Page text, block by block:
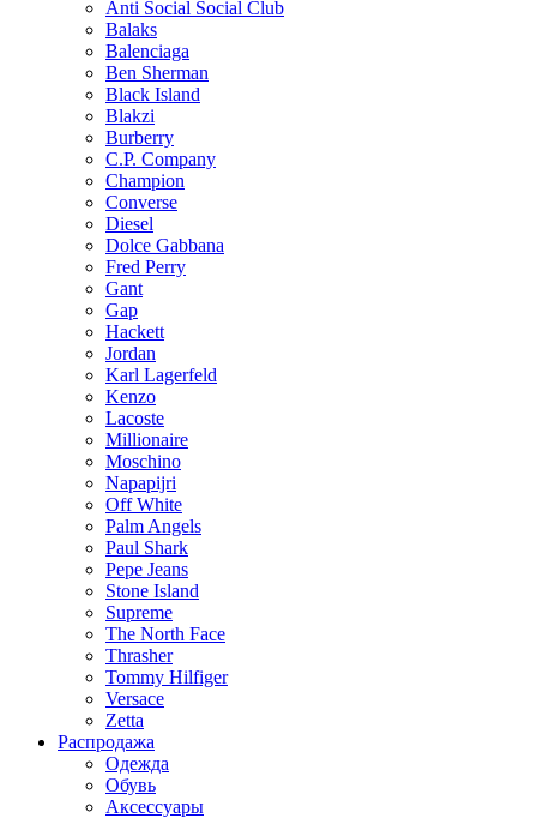
Anti Social Social Club
Balaks
Balenciaga
Ben Sherman
Black Island
Blakzi
Burberry
C.P. Company
Champion
Converse
Diesel
Dolce Gabbana
Fred Perry
Gant
Gap
Hackett
Jordan
Karl Lagerfeld
Kenzo
Lacoste
Millionaire
Moschino
Napapijri
Off White
Palm Angels
Paul Shark
Pepe Jeans
Stone Island
Supreme
The North Face
Thrasher
Tommy Hilfiger
Versace
Zetta
Распродажа
Одежда
Обувь
Аксессуары